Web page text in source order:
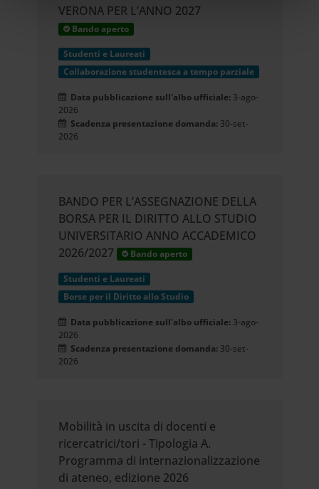
un'approssimazione di
qualche metro,
Identificare il tuo dispositivo,
scansionandolo attivamente
alla ricerca di caratteristiche
elaborati i tuoi dati personali e
imposta le tue preferenze nella
sezione dettagli. Puoi modificare
o ritirare il tuo consenso in
qualsiasi momento dalla
Dichiarazione sui cookie.
personalizzare contenuti ed
annunci, per fornire funzionalità
dei social media e per analizzare il
VERONA PER L’ANNO 2027
Bando aperto
Studenti e Laureati
Collaborazione studentesca a tempo parziale
Data pubblicazione sull'albo ufficiale: 3-ago-
2026
Scadenza presentazione domanda: 30-set-
2026
BANDO PER L’ASSEGNAZIONE DELLA
BORSA PER IL DIRITTO ALLO STUDIO
UNIVERSITARIO ANNO ACCADEMICO
2026/2027
Bando aperto
Studenti e Laureati
Borse per il Diritto allo Studio
Data pubblicazione sull'albo ufficiale: 3-ago-
2026
Scadenza presentazione domanda: 30-set-
2026
Mobilità in uscita di docenti e
ricercatrici/tori - Tipologia A.
Programma di internazionalizzazione
di ateneo, edizione 2026